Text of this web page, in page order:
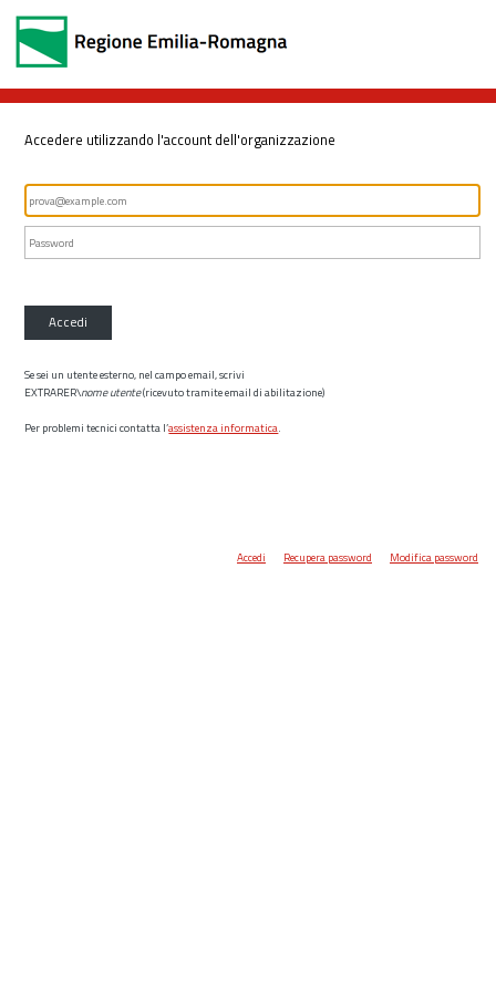
Accedere utilizzando l'account dell'organizzazione
Accedi
Se sei un utente esterno, nel campo email, scrivi
EXTRARER\nome utente(ricevuto tramite email di abilitazione)
Per problemi tecnici contatta l’assistenza informatica.
Accedi Recupera password Modifica password